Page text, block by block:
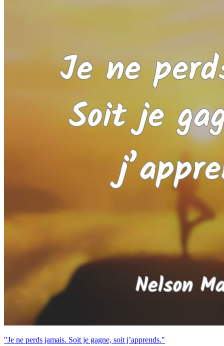
"Je ne perds jamais. Soit je gagne, soit j’apprends."